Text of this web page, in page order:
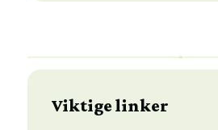
Viktige linker